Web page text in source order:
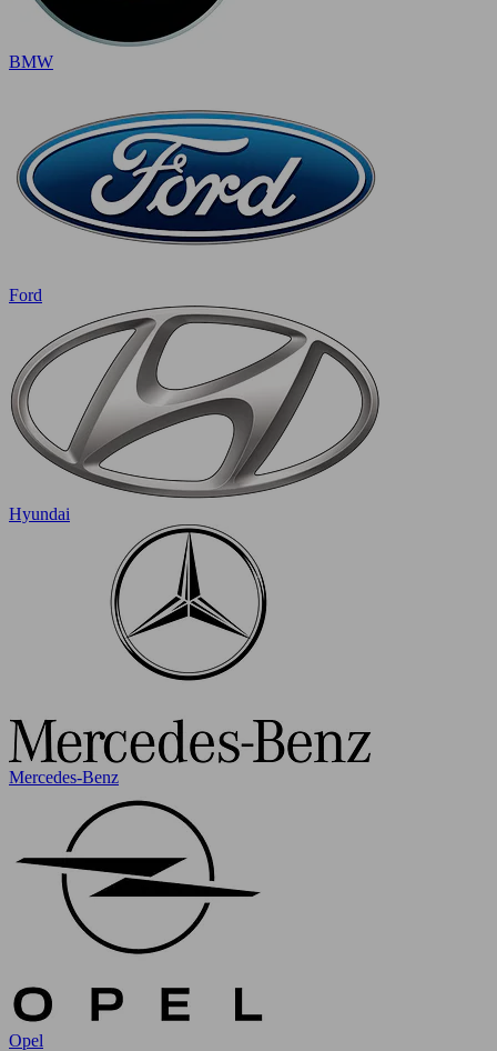
BMW
Ford
Hyundai
Mercedes-Benz
Opel